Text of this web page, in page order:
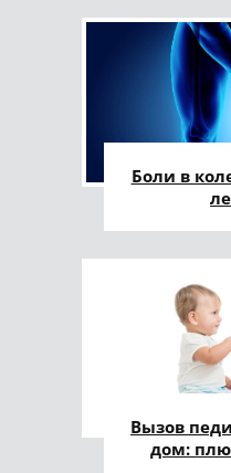
Боли в
Вызов
дом: